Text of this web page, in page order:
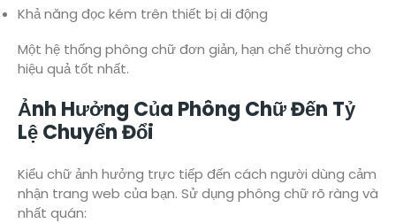
Khả năng đọc kém trên thiết bị di động
Một hệ thống phông chữ đơn giản, hạn chế thường cho
hiệu quả tốt nhất.
Ảnh Hưởng Của Phông Chữ Đến Tỷ
Lệ Chuyển Đổi
Kiểu chữ ảnh hưởng trực tiếp đến cách người dùng cảm
nhận trang web của bạn. Sử dụng phông chữ rõ ràng và
nhất quán: